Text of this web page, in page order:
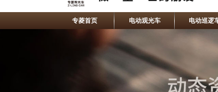
专菱首页 电动观光车 电动巡逻